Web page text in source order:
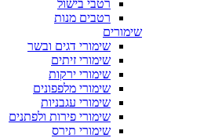
רטבי בישול
רטבים מנות
שימורים
שימורי דגים ובשר
שימורי זיתים
שימורי ירקות
שימורי מלפפונים
שימורי עגבניות
שימורי פירות ולפתנים
שימורי תירס